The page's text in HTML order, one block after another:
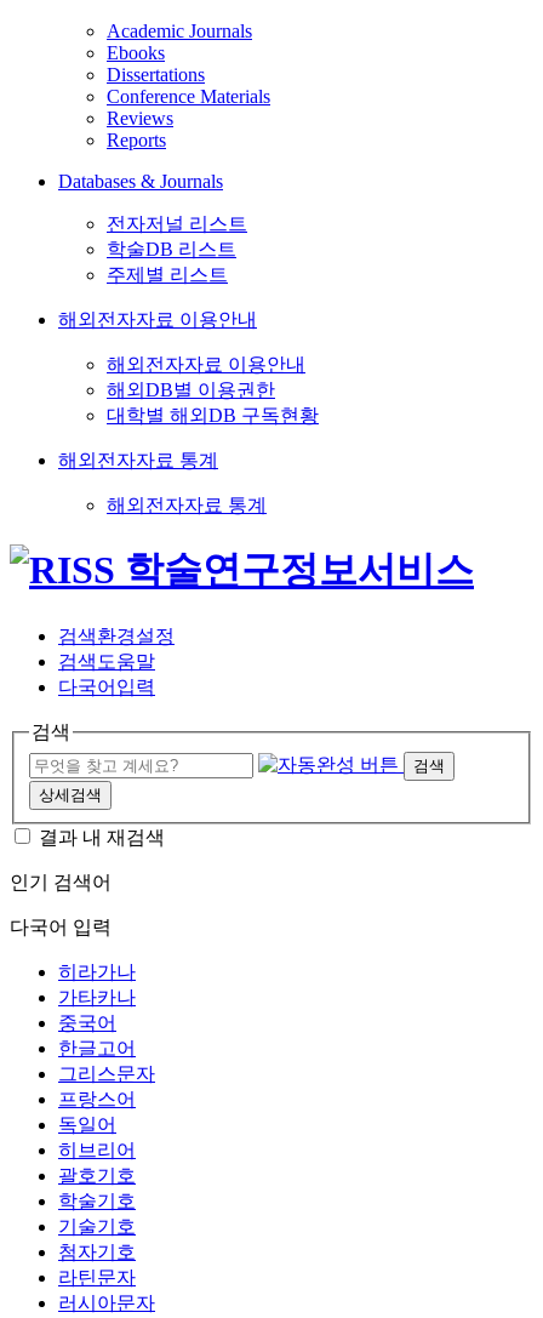
Academic Journals
Ebooks
Dissertations
Conference Materials
Reviews
Reports
Databases & Journals
전자저널 리스트
학술DB 리스트
주제별 리스트
해외전자자료 이용안내
해외전자자료 이용안내
해외DB별 이용권한
대학별 해외DB 구독현황
해외전자자료 통계
해외전자자료 통계
검색환경설정
검색도움말
다국어입력
검색
검색
상세검색
결과 내 재검색
인기 검색어
다국어 입력
히라가나
가타카나
중국어
한글고어
그리스문자
프랑스어
독일어
히브리어
괄호기호
학술기호
기술기호
첨자기호
라틴문자
러시아문자